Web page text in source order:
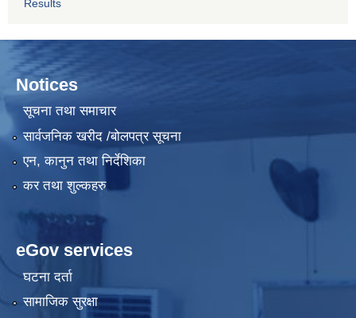
Results
Notices
सूचना तथा समाचार
सार्वजनिक खरीद /बोलपत्र सूचना
एन, कानुन तथा निर्देशिका
कर तथा शुल्कहरु
eGov services
घटना दर्ता
सामाजिक सुरक्षा